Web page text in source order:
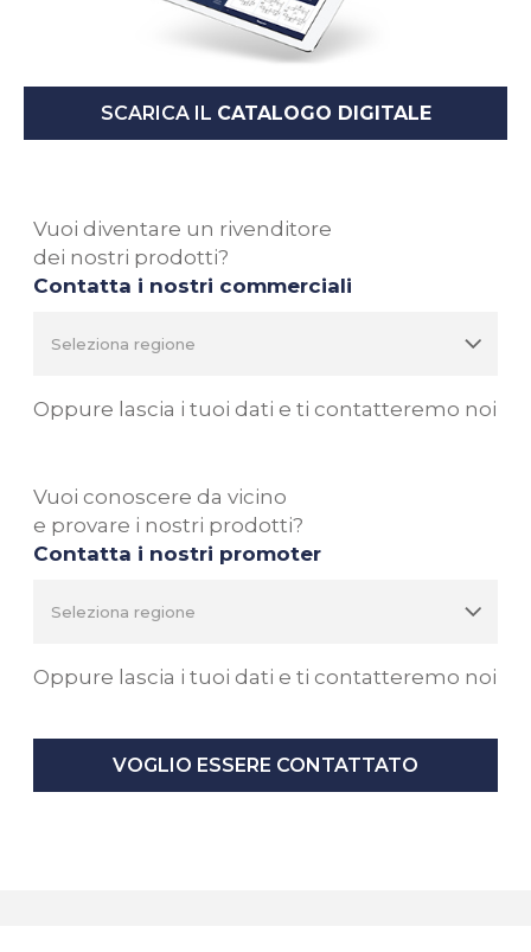
SCARICA IL CATALOGO DIGITALE
Vuoi diventare un rivenditore
dei nostri prodotti?
Contatta i nostri commerciali
Oppure lascia i tuoi dati e ti contatteremo noi
Vuoi conoscere da vicino
e provare i nostri prodotti?
Contatta i nostri promoter
Oppure lascia i tuoi dati e ti contatteremo noi
VOGLIO ESSERE CONTATTATO